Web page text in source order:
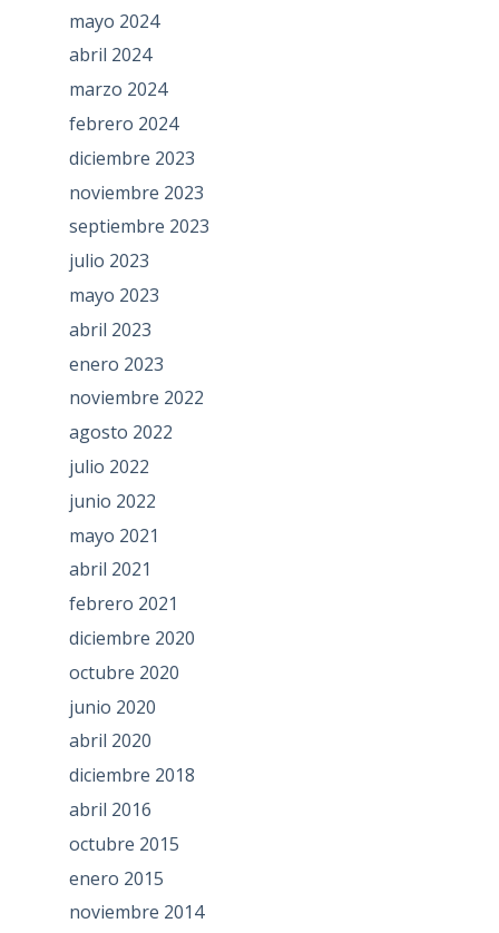
mayo 2024
abril 2024
marzo 2024
febrero 2024
diciembre 2023
noviembre 2023
septiembre 2023
julio 2023
mayo 2023
abril 2023
enero 2023
noviembre 2022
agosto 2022
julio 2022
junio 2022
mayo 2021
abril 2021
febrero 2021
diciembre 2020
octubre 2020
junio 2020
abril 2020
diciembre 2018
abril 2016
octubre 2015
enero 2015
noviembre 2014